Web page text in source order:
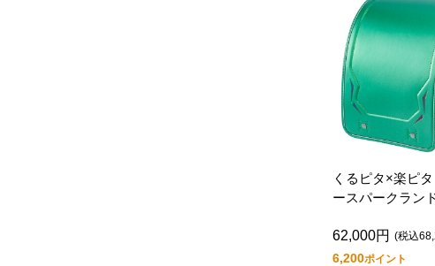
くるピタ×楽ピ
ースパークラン
62,000円 (税込
6,200ポイント